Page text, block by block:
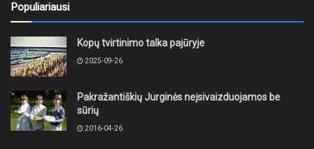
Populiariausi
Kopų tvirtinimo talka pajūryje
2025-09-26
Pakražantiškių Jurginės neįsivaizduojamos be
sūrių
2016-04-26